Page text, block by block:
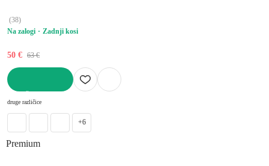
(38)
Na zalogi
Zadnji kosi
50 € 63 €
druge različice
+6
Premium